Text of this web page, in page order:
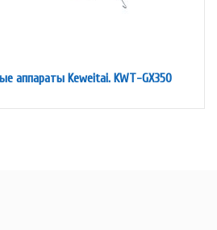
аппараты Keweitai. KWT-GX350